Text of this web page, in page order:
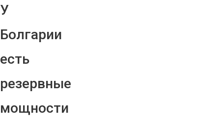
У
Болгарии
есть
резервные
мощности